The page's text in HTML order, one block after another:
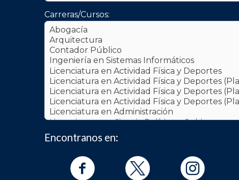
Carreras/Cursos:
Encontranos en: